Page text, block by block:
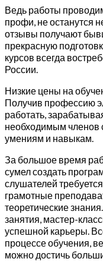
Ведь работы
профи, не останутся
отзывы получают
прекрасную
курсов всегда
России.
Низкие цены на
Получив профессию
работать,
необходимым членов
умениям и навыкам.
За большое время
сумел создать
слушателей
грамотные
теоретические
занятия, мастер-
успешной карьеры.
процессе обучения,
можно достичь